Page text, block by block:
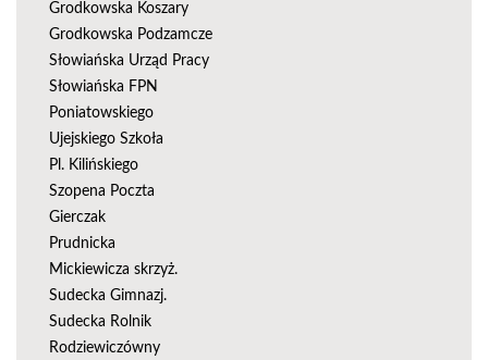
Grodkowska Koszary
Grodkowska Podzamcze
Słowiańska Urząd Pracy
Słowiańska FPN
Poniatowskiego
Ujejskiego Szkoła
Pl. Kilińskiego
Szopena Poczta
Gierczak
Prudnicka
Mickiewicza skrzyż.
Sudecka Gimnazj.
Sudecka Rolnik
Rodziewiczówny